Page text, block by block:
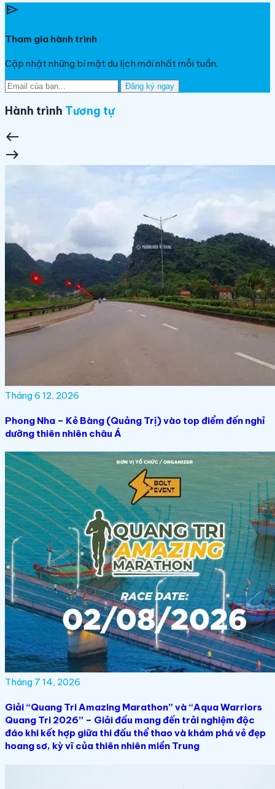
send
Tham gia hành trình
Cập nhật những bí mật du lịch mới nhất mỗi tuần.
Đăng ký ngay
Hành trình Tương tự
west
east
Tháng 6 12, 2026
Phong Nha – Kẻ Bàng (Quảng Trị) vào top điểm đến nghỉ
dưỡng thiên nhiên châu Á
Tháng 7 14, 2026
Giải “Quang Tri Amazing Marathon” và “Aqua Warriors
Quang Tri 2026” – Giải đấu mang đến trải nghiệm độc
đáo khi kết hợp giữa thi đấu thể thao và khám phá vẻ đẹp
hoang sơ, kỳ vĩ của thiên nhiên miền Trung